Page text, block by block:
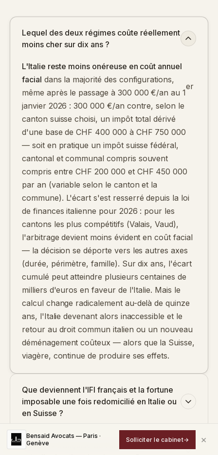
Lequel des deux régimes coûte réellement
moins cher sur dix ans ?
L'Italie reste moins onéreuse en coût annuel
facial dans la majorité des configurations,
même après le passage à 300 000 €/an au 1
er
janvier 2026 : 300 000 €/an contre, selon le
canton suisse choisi, un impôt total dérivé
d'une base de CHF 400 000 à CHF 750 000
— soit en pratique un impôt suisse fédéral,
cantonal et communal compris souvent
compris entre CHF 200 000 et CHF 450 000
par an (variable selon le canton et la
commune). L'écart s'est resserré depuis la loi
de finances italienne pour 2026 : pour les
cantons les plus compétitifs (Valais, Vaud),
l'arbitrage devient moins évident en coût facial
— la décision se déporte vers les autres axes
(durée, périmètre, famille). Sur dix ans, l'écart
cumulé peut atteindre plusieurs centaines de
milliers d'euros en faveur de l'Italie. Mais le
calcul change radicalement au-delà de quinze
ans, l'Italie devenant alors inaccessible et le
retour au droit commun italien ou un nouveau
déménagement coûteux — alors que la Suisse,
viagère, continue de produire ses effets.
Que deviennent l'IFI français et la fortune
imposable une fois redomicilié en Italie ou
en Suisse ?
L'exit tax française de l'article 167 bis CGI
Bensaid Avocats — Paris ·
Genève
Solliciter le cabinet→ ×